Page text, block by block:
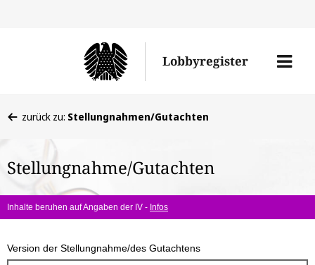
Lobbyregister
Menü
befinden
hier:
zurück zu: Stellungnahmen/Gutachten
Stellungnahme/Gutachten
Inhalte beruhen auf Angaben der IV - Infos
Version der Stellungnahme/des Gutachtens